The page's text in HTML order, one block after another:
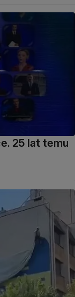
25 lat temu